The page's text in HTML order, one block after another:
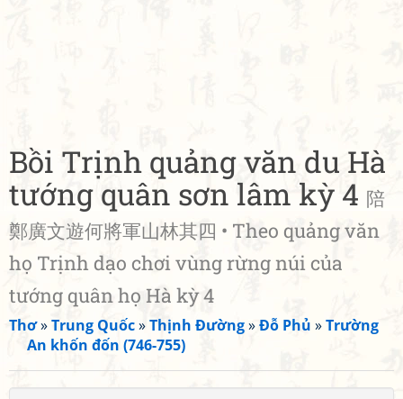
Bồi Trịnh quảng văn du Hà
tướng quân sơn lâm kỳ 4 陪
鄭廣文遊何將軍山林其四 • Theo quảng văn
họ Trịnh dạo chơi vùng rừng núi của
tướng quân họ Hà kỳ 4
Thơ»Trung Quốc»Thịnh Đường»Đỗ Phủ »Trường
An khốn đốn (746-755)